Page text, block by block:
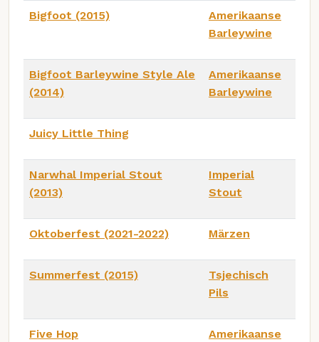
Bigfoot (2015)
Amerikaanse
Barleywine
Bigfoot Barleywine Style Ale
(2014)
Amerikaanse
Barleywine
Juicy Little Thing
Narwhal Imperial Stout
(2013)
Imperial
Stout
Oktoberfest (2021-2022) Märzen
Summerfest (2015)
Tsjechisch
Pils
Five Hop
Amerikaanse